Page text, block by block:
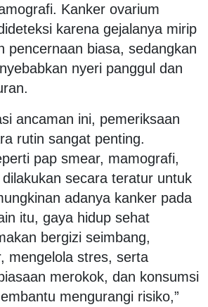
Kanker ovarium
karena gejalanya mirip
pencernaan biasa, sedangkan
nyeri panggul dan
ancaman ini, pemeriksaan
rutin sangat penting.
pap smear, mamografi,
secara teratur untuk
adanya kanker pada
itu, gaya hidup sehat
bergizi seimbang,
mengelola stres, serta
merokok, dan konsumsi
mengurangi risiko,”